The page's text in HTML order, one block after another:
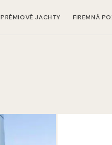
PRÉMIOVÉ JACHTY FIREMNÁ